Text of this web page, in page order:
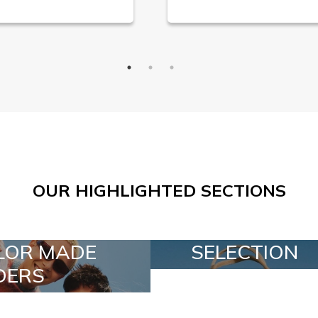
OUR HIGHLIGHTED SECTIONS
SELECTION SPECIAL